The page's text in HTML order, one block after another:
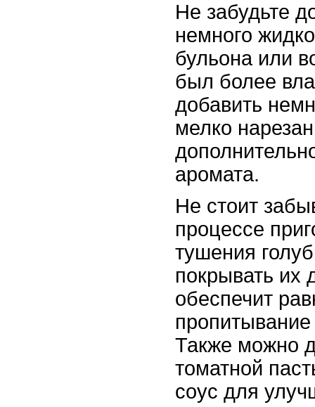
Не забудьте
немного
бульона или
был более
добавить
мелко
аромата.
Не стоит
процессе
тушения
покрывать их
обеспечит
пропитывание
Также можно
томатной
соус для